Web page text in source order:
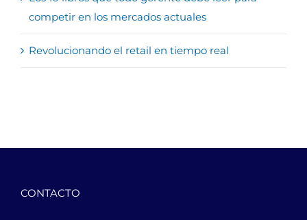
competir en los mercados actuales
Revolucionando el retail en tiempo real
CONTACTO